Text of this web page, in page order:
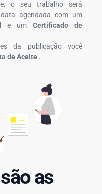
o seu trabalho será
agendada com um
e um Certificado de
da publicação você
de Aceite .
as